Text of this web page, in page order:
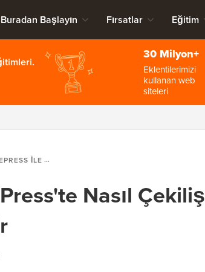
Buradan Başlayın Fırsatlar Eğitim
30 Milyon+
Eklentilerimizi
kullanan web
siteleri
NASIL ÇEKILIŞ / YARIŞMA DÜZENLENIR
Nasıl Çekiliş